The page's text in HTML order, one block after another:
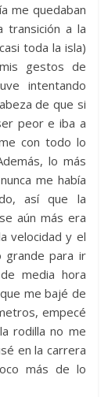
me quedaban
transición a la
toda la isla)
gestos de
intentando
de que si
peor e iba a
con todo lo
lo más
me había
así que la
aún más era
velocidad y el
para ir
media hora
me bajé de
empecé
rodilla no me
en la carrera
más de lo